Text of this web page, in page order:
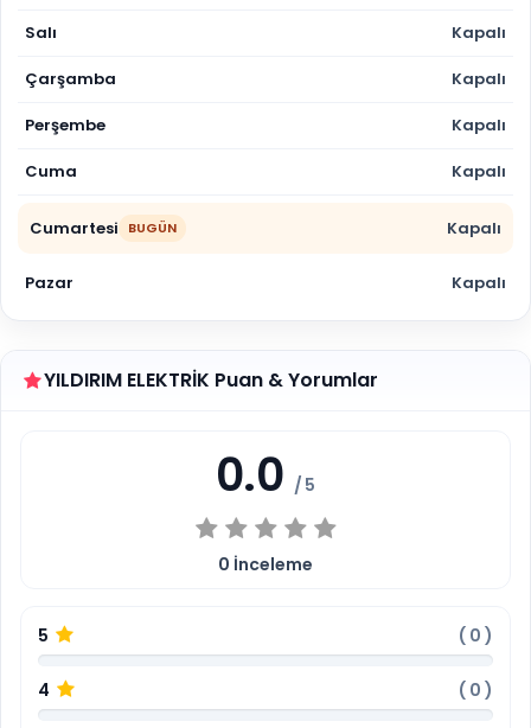
Salı Kapalı
Çarşamba Kapalı
Perşembe Kapalı
Cuma Kapalı
Cumartesi BUGÜN Kapalı
Pazar Kapalı
YILDIRIM ELEKTRİK Puan & Yorumlar
0.0 / 5
0 İnceleme
5 ( 0 )
4 ( 0 )